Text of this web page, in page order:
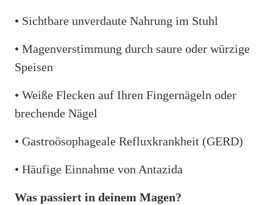
• Sichtbare unverdaute Nahrung im Stuhl
• Magenverstimmung durch saure oder würzige
Speisen
• Weiße Flecken auf Ihren Fingernägeln oder
brechende Nägel
• Gastroösophageale Refluxkrankheit (GERD)
• Häufige Einnahme von Antazida
Was passiert in deinem Magen?